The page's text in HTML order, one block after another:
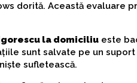
dorită. Această evaluare
la domiciliu este
sunt salvate pe un suport
sufletească.